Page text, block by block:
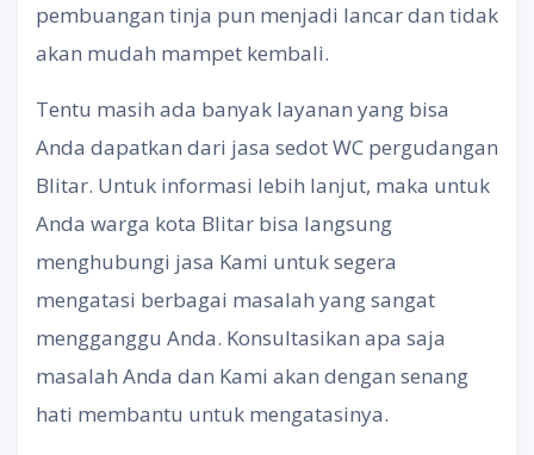
pembuangan tinja pun menjadi lancar dan tidak
akan mudah mampet kembali.
Tentu masih ada banyak layanan yang bisa
Anda dapatkan dari jasa sedot WC pergudangan
Blitar. Untuk informasi lebih lanjut, maka untuk
Anda warga kota Blitar bisa langsung
menghubungi jasa Kami untuk segera
mengatasi berbagai masalah yang sangat
mengganggu Anda. Konsultasikan apa saja
masalah Anda dan Kami akan dengan senang
hati membantu untuk mengatasinya.